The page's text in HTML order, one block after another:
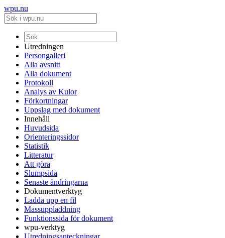
wpu.nu
Utredningen
Persongalleri
Alla avsnitt
Alla dokument
Protokoll
Analys av Kulor
Förkortningar
Uppslag med dokument
Innehåll
Huvudsida
Orienteringssidor
Statistik
Litteratur
Att göra
Slumpsida
Senaste ändringarna
Dokumentverktyg
Ladda upp en fil
Massuppladdning
Funktionssida för dokument
wpu-verktyg
Utredningsanteckningar